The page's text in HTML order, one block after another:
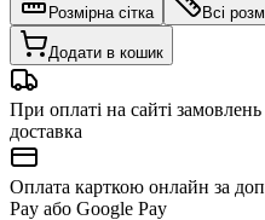
Розмірна сітка Всі
Додати в кошик
При оплаті на сайті
доставка
Оплата карткою онлайн за
Pay або Google Pay